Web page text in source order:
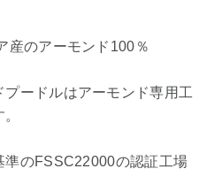
産のアーモンド100％
ードルはアーモンド専用工
準のFSSC22000の認証工場